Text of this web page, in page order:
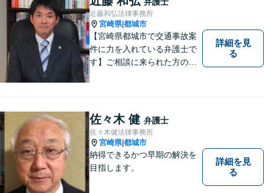
近藤和弘法律事務所
宮崎県|都城市
【宮崎県都城市で交通事故案
件に力を入れている弁護士で
す】ご相談に来られた方の話
引き受けした案件について
は，依頼者が希望されるベス
トな解決に至るよう最善を尽
くします。お気軽にご相談く
ださい。
詳細を見
る
佐々木 健 弁護士
佐々木健法律事務所
宮崎県|都城市
納得できるかつ早期の解決を
目指します。
詳細を見
る